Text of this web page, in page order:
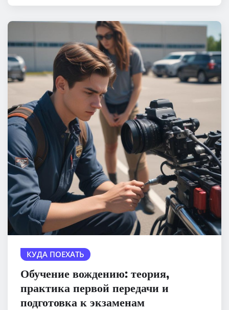
КУДА ПОЕХАТЬ
Обучение вождению: теория,
практика первой передачи и
подготовка к экзаменам